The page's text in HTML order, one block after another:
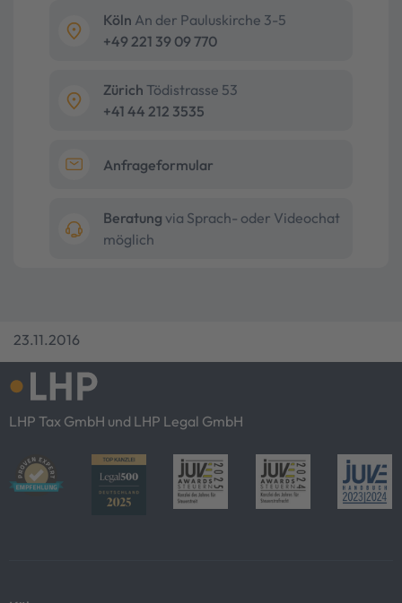
Köln An der Pauluskirche 3-5
+49 221 39 09 770
Zürich Tödistrasse 53
+41 44 212 3535
Anfrageformular
Beratung via Sprach- oder Videochat
möglich
23.11.2016
LHP Tax GmbH und LHP Legal GmbH